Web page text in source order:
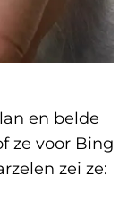
en belde
ze voor Bing
zei ze: